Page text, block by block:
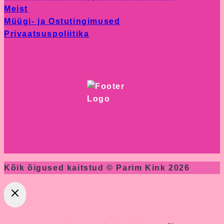
Meist
Müügi- ja Ostutingimused
Privaatsuspoliitika
Kõik õigused kaitstud © Parim Kink 2026